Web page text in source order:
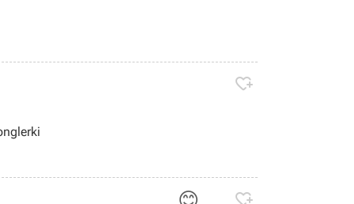

zrobić żonglerki
